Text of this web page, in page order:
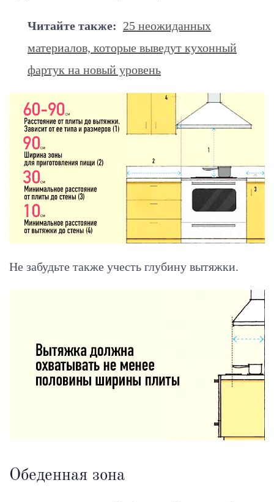
Читайте также: 25 неожиданных
материалов, которые выведут кухонный
фартук на новый уровень
Не забудьте также учесть глубину вытяжки.
Обеденная зона